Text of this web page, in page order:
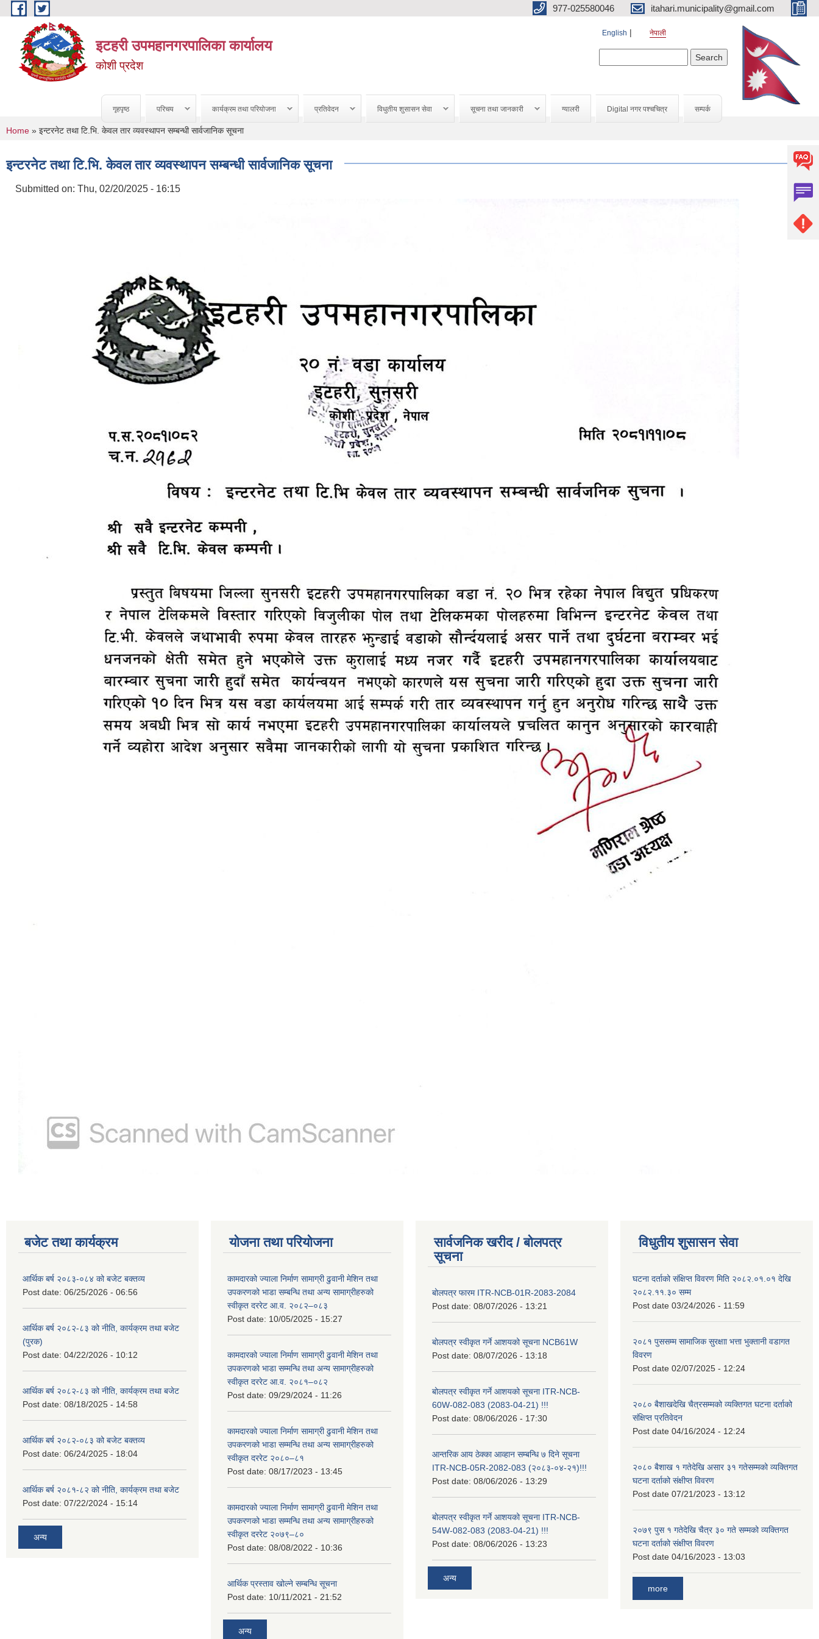
Skip to main content 977-025580046 itahari.municipality@gmail.com
इटहरी उपमहानगरपालिका कार्यालय
कोशी प्रदेश
English नेपाली
गृहपृष्ठ परिचय कार्यक्रम तथा परियोजना प्रतिवेदन विधुतीय शुसासन सेवा सूचना तथा जानकारी ग्यालरी Digital नगर पश्चचित्र सम्पर्क
You are here
Home » इन्टरनेट तथा टि.भि. केवल तार व्यवस्थापन सम्बन्धी सार्वजानिक सूचना
इन्टरनेट तथा टि.भि. केवल तार व्यवस्थापन सम्बन्धी सार्वजानिक सूचना
Submitted on: Thu, 02/20/2025 - 16:15
बजेट तथा कार्यक्रम
आर्थिक बर्ष २०८३-०८४ को बजेट बक्तव्य
Post date: 06/25/2026 - 06:56
आर्थिक बर्ष २०८२-८३ को नीति, कार्यक्रम तथा बजेट
(पुरक)
Post date: 04/22/2026 - 10:12
आर्थिक बर्ष २०८२-८३ को नीति, कार्यक्रम तथा बजेट
Post date: 08/18/2025 - 14:58
आर्थिक बर्ष २०८२-०८३ को बजेट बक्तव्य
Post date: 06/24/2025 - 18:04
आर्थिक बर्ष २०८१-८२ को नीति, कार्यक्रम तथा बजेट
Post date: 07/22/2024 - 15:14
अन्य
योजना तथा परियोजना
कामदारको ज्याला निर्माण सामाग्री ढुवानी मेशिन तथा
उपकरणको भाडा सम्बन्धि तथा अन्य सामाग्रीहरुको
स्वीकृत दररेट आ.व. २०८२–०८३
Post date: 10/05/2025 - 15:27
कामदारको ज्याला निर्माण सामाग्री ढुवानी मेशिन तथा
उपकरणको भाडा सम्मन्धि तथा अन्य सामाग्रीहरुको
स्वीकृत दररेट आ.व. २०८१–०८२
Post date: 09/29/2024 - 11:26
कामदारको ज्याला निर्माण सामाग्री ढुवानी मेशिन तथा
उपकरणको भाडा सम्मन्धि तथा अन्य सामाग्रीहरुको
स्वीकृत दररेट २०८०–८१
Post date: 08/17/2023 - 13:45
कामदारको ज्याला निर्माण सामाग्री ढुवानी मेशिन तथा
उपकरणको भाडा सम्मन्धि तथा अन्य सामाग्रीहरुको
स्वीकृत दररेट २०७९–८०
Post date: 08/08/2022 - 10:36
आर्थिक प्रस्ताव खोल्ने सम्बन्धि सूचना
Post date: 10/11/2021 - 21:52
अन्य
सार्वजनिक खरीद / बोलपत्र
सूचना
बोलपत्र फारम ITR-NCB-01R-2083-2084
Post date: 08/07/2026 - 13:21
बोलपत्र स्वीकृत गर्ने आशयको सूचना NCB61W
Post date: 08/07/2026 - 13:18
बोलपत्र स्वीकृत गर्ने आशयको सूचना ITR-NCB-
60W-082-083 (2083-04-21) !!!
Post date: 08/06/2026 - 17:30
आन्तरिक आय ठेक्का आव्हान सम्बन्धि ७ दिने सूचना
ITR-NCB-05R-2082-083 (२०८३-०४-२१)!!!
Post date: 08/06/2026 - 13:29
बोलपत्र स्वीकृत गर्ने आशयको सूचना ITR-NCB-
54W-082-083 (2083-04-21) !!!
Post date: 08/06/2026 - 13:23
अन्य
विधुतीय शुसासन सेवा
घटना दर्ताको संक्षिप्त विवरण मिति २०८२.०१.०१ देखि
२०८२.११.३० सम्म
Post date 03/24/2026 - 11:59
२०८१ पुससम्म सामाजिक सुरक्षाा भत्ता भुक्तानी वडागत
विवरण
Post date 02/07/2025 - 12:24
२०८० बैशाखदेखि चैत्रसम्मको व्यक्तिगत घटना दर्ताको
संक्षिप्त प्रतिवेदन
Post date 04/16/2024 - 12:24
२०८० बैशाख १ गतेदेखि असार ३१ गतेसम्मको व्यक्तिगत
घटना दर्ताको संक्षीप्त विवरण
Post date 07/21/2023 - 13:12
२०७९ पुस १ गतेदेखि चैत्र ३० गते सम्मको व्यक्तिगत
घटना दर्ताको संक्षीप्त विवरण
Post date 04/16/2023 - 13:03
more